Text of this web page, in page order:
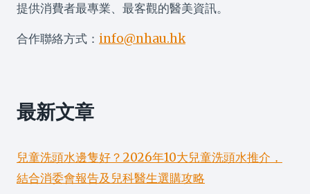
提供消費者最專業、最客觀的醫美資訊。
合作聯絡方式： info@nhau.hk
最新文章
兒童洗頭水邊隻好？2026年10大兒童洗頭水推介，
結合消委會報告及兒科醫生選購攻略